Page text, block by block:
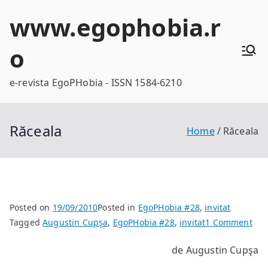
www.egophobia.r
o
e-revista EgoPHobia - ISSN 1584-6210
Răceala Home Răceala
Posted on 19/09/2010Posted in EgoPHobia #28, invitat
TaggedAugustin Cupşa, EgoPHobia #28, invitat1 Commenton
de Augustin Cupşa